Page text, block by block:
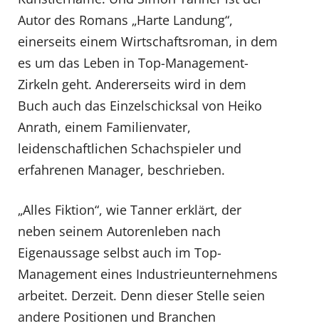
Autor des Romans „Harte Landung“,
einerseits einem Wirtschaftsroman, in dem
es um das Leben in Top-Management-
Zirkeln geht. Andererseits wird in dem
Buch auch das Einzelschicksal von Heiko
Anrath, einem Familienvater,
leidenschaftlichen Schachspieler und
erfahrenen Manager, beschrieben.
„Alles Fiktion“, wie Tanner erklärt, der
neben seinem Autorenleben nach
Eigenaussage selbst auch im Top-
Management eines Industrieunternehmens
arbeitet. Derzeit. Denn dieser Stelle seien
andere Positionen und Branchen